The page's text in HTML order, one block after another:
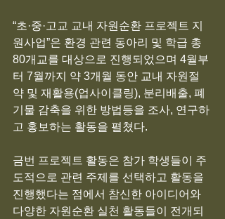
“초·중·고교 교내 자원순환 프로젝트 지
원사업”은 환경 관련 동아리 및 학급 총
80개교를 대상으로 진행되었으며 4월부
터 7월까지 약 3개월 동안 교내 자원절
약 및 재활용(업사이클링), 분리배출, 폐
기물 감축을 위한 방법등을 조사, 연구하
고 홍보하는 활동을 펼쳤다.
금번 프로젝트 활동은 참가 학생들이 주
도적으로 관련 주제를 선택하고 활동을
진행했다는 점에서 참신한 아이디어와
다양한 자원순환 실천 활동들이 전개되